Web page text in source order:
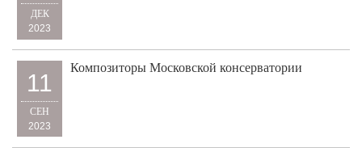
ДЕК
2023
11
СЕН
2023
Композиторы Московской консерватории